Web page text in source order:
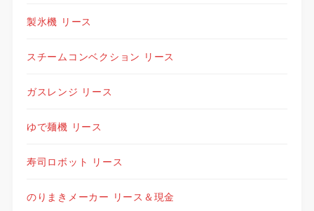
製氷機 リース
スチームコンベクション リース
ガスレンジ リース
ゆで麺機 リース
寿司ロボット リース
のりまきメーカー リース＆現金